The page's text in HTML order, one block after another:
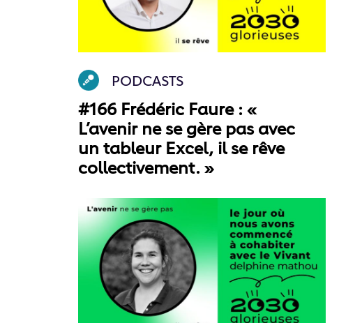
PODCASTS
#166 Frédéric Faure : «
L’avenir ne se gère pas avec
un tableur Excel, il se rêve
collectivement. »